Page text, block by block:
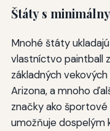
Štáty s
Mnohé štáty
vlastníctvo paintball
základných
Arizona, a mnoho
značky ako
umožňuje dospelým